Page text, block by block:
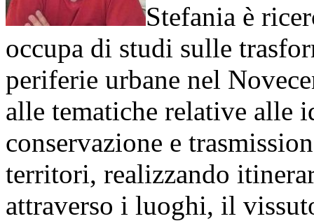
Stefania è
occupa di studi sulle
periferie urbane nel
alle tematiche relative alle
conservazione e
territori, realizzando
attraverso i luoghi, il